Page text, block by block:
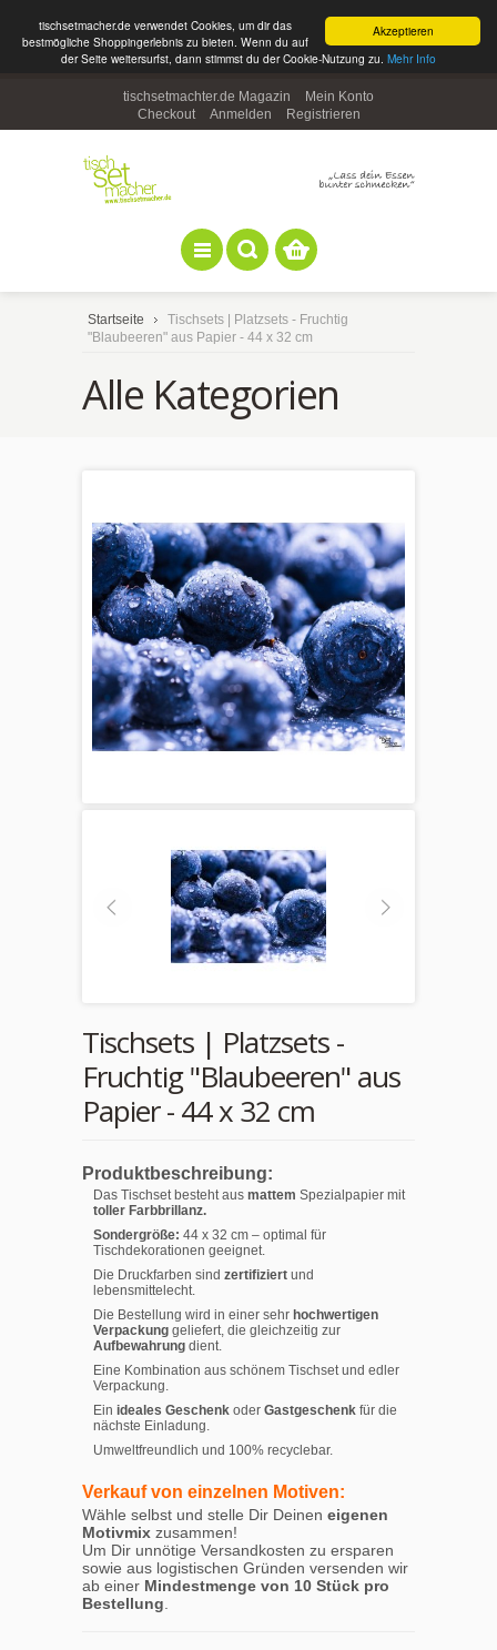
Akzeptieren
tischsetmacher.de verwendet Cookies, um dir das
bestmögliche Shoppingerlebnis zu bieten. Wenn du auf
der Seite weitersurfst, dann stimmst du der Cookie-Nutzung zu. Mehr Info
tischsetmachter.de Magazin
Mein Konto
Checkout
Anmelden Registrieren
Startseite
Tischsets | Platzsets - Fruchtig
"Blaubeeren" aus Papier - 44 x 32 cm
Alle Kategorien
Tischsets | Platzsets -
Fruchtig "Blaubeeren" aus
Papier - 44 x 32 cm
Produktbeschreibung:
Das Tischset besteht aus mattem Spezialpapier mit
toller Farbbrillanz.
Sondergröße: 44 x 32 cm – optimal für
Tischdekorationen geeignet.
Die Druckfarben sind zertifiziert und
lebensmittelecht.
Die Bestellung wird in einer sehr hochwertigen
Verpackung geliefert, die gleichzeitig zur
Aufbewahrung dient.
Eine Kombination aus schönem Tischset und edler
Verpackung.
Ein ideales Geschenk oder Gastgeschenk für die
nächste Einladung.
Umweltfreundlich und 100% recyclebar.
Verkauf von einzelnen Motiven:
Wähle selbst und stelle Dir Deinen eigenen
Motivmix zusammen!
Um Dir unnötige Versandkosten zu ersparen
sowie aus logistischen Gründen versenden wir
ab einer Mindestmenge von 10 Stück pro
Bestellung.